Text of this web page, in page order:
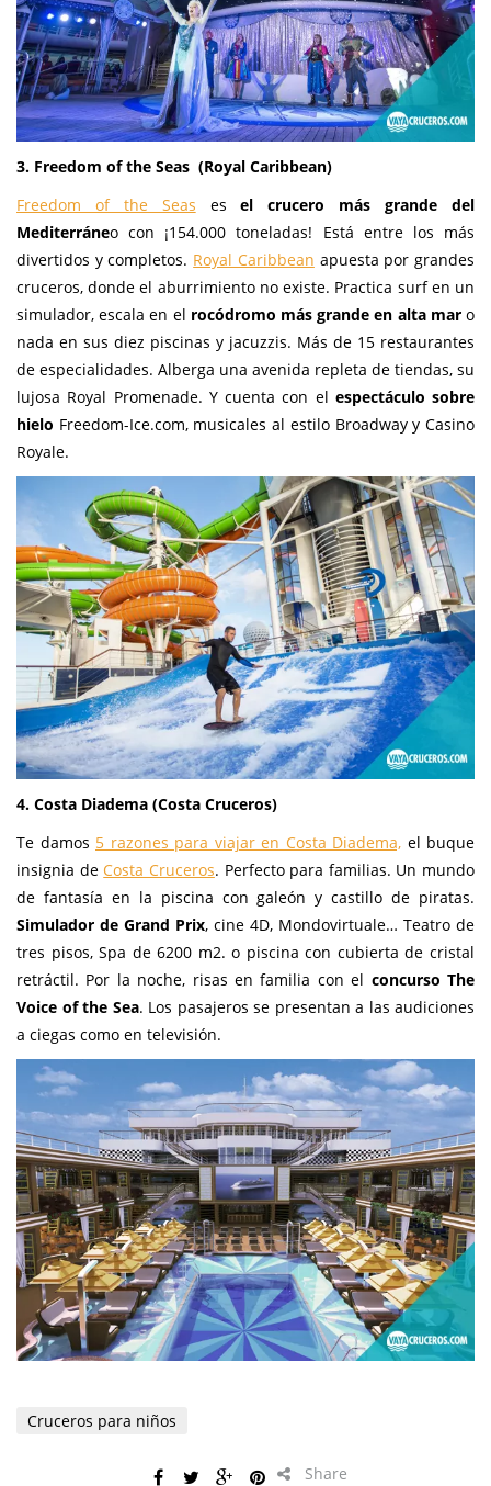
3. Freedom of the Seas (Royal Caribbean)
Freedom of the Seas esel crucero más grande del
Mediterráneo con ¡154.000 toneladas! Está entre los más
divertidos y completos. Royal Caribbean apuesta por grandes
cruceros, donde el aburrimiento no existe. Practica surf en un
simulador, escala en el rocódromo más grande en alta maro
nada en sus diez piscinas y jacuzzis. Más de 15 restaurantes
de especialidades. Alberga una avenida repleta de tiendas, su
lujosa Royal Promenade. Y cuenta con el espectáculo sobre
hielo Freedom-Ice.com, musicales al estilo Broadway y Casino
Royale.
4. Costa Diadema (Costa Cruceros)
Te damos 5 razones para viajar en Costa Diadema, el buque
insignia de Costa Cruceros. Perfecto para familias. Un mundo
de fantasía en la piscina con galeón y castillo de piratas.
Simulador de Grand Prix, cine 4D, Mondovirtuale… Teatro de
tres pisos, Spa de 6200 m2. o piscina con cubierta de cristal
retráctil. Por la noche, risas en familia con el concurso The
Voice of the Sea. Los pasajeros se presentan a las audiciones
a ciegas como en televisión.
Cruceros para niños
Share